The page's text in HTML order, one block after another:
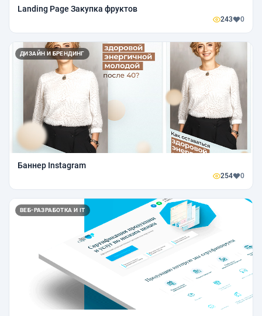
Landing Page Закупка фруктов
243 0
ДИЗАЙН И БРЕНДИНГ
Баннер Instagram
254 0
ВЕБ-РАЗРАБОТКА И IT